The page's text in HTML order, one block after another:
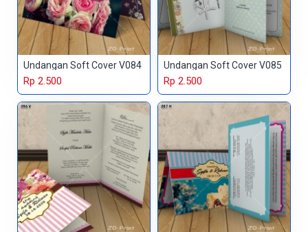
Undangan Soft Cover V084
Rp 2.500
Undangan Soft Cover V085
Rp 2.500